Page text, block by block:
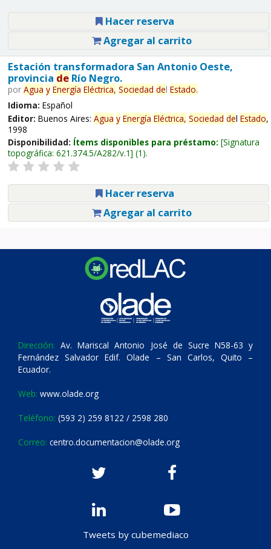
Hacer reserva
Agregar al carrito
Estación transformadora San Antonio Oeste,
provincia deRío Negro.
por Agua y Energía Eléctrica, Sociedad del Estado.
Idioma: Español
Editor: Buenos Aires: Agua y Energía Eléctrica, Sociedad del Estado,
1998
Disponibilidad: Ítems disponibles para préstamo: Signatura
topográfica: 621.374.5/A282/v.1 (1).
Hacer reserva
Agregar al carrito
Dirección: Av. Mariscal Antonio José de Sucre N58-63 y
Fernández Salvador Edif. Olade – San Carlos, Quito –
Ecuador.
Web: www.olade.org
Teléfono: (593 2) 259 8122 / 2598 280
Correo: centro.documentacion@olade.org
Tweets by cubemediaco